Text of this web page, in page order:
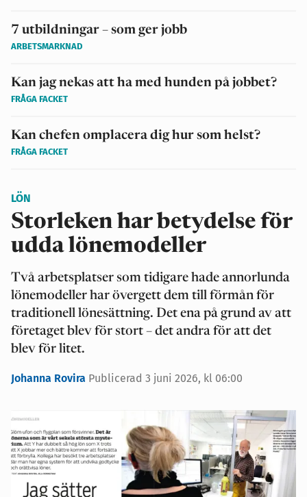
7 utbildningar – som ger jobb
ARBETSMARKNAD
Kan jag nekas att ha med hunden på jobbet?
FRÅGA FACKET
Kan chefen omplacera dig hur som helst?
FRÅGA FACKET
LÖN
Storleken har betydelse för
udda lönemodeller
Två arbetsplatser som tidigare hade annorlunda
lönemodeller har övergett dem till förmån för
traditionell lönesättning. Det ena på grund av att
företaget blev för stort – det andra för att det
blev för litet.
Johanna Rovira Publicerad 3 juni 2026, kl 06:00